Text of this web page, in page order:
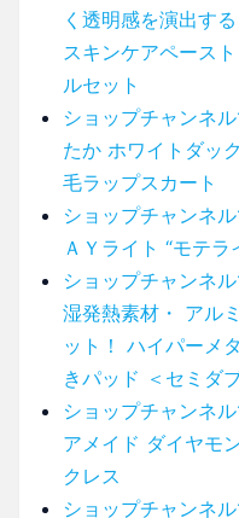
く透明感を演出す
スキンケアペース
ルセット
ショップチャンネ
たか ホワイトダッ
毛ラップスカート
ショップチャンネ
ＡＹライト “モテ
ショップチャンネ
湿発熱素材・ アル
ット！ ハイパーメ
きパッド ＜セミダ
ショップチャンネ
アメイド ダイヤモ
クレス
ショップチャンネ